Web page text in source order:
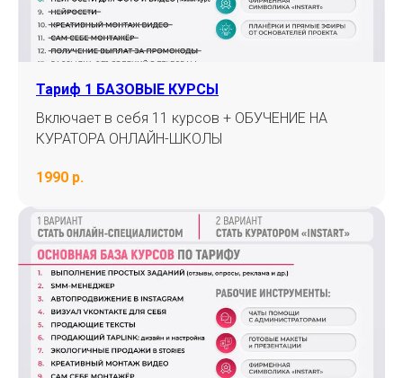
Получите доступ ко всем курсам и выберите направление
Получить доступ на 48 часов
Тариф 1 БАЗОВЫЕ КУРСЫ
Включает в себя 11 курсов + ОБУЧЕНИЕ НА
КУРАТОРА ОНЛАЙН-ШКОЛЫ
1990 р.